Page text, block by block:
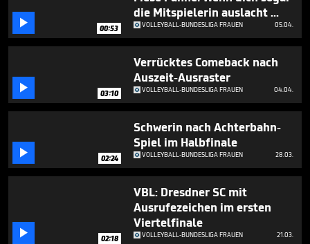
minutes,
seconds
 00:53
die Mitspielerin auslacht ...
VOLLEYBALL-BUNDESLIGA FRAUEN 05.04.
 03:10
Verrücktes Comeback nach
Auszeit-Ausraster
VOLLEYBALL-BUNDESLIGA FRAUEN 04.04.
 02:24
Schwerin nach Achterbahn-
Spiel im Halbfinale
VOLLEYBALL-BUNDESLIGA FRAUEN 28.03.
 02:18
VBL: Dresdner SC mit
Ausrufezeichen im ersten
Viertelfinale
VOLLEYBALL-BUNDESLIGA FRAUEN 21.03.